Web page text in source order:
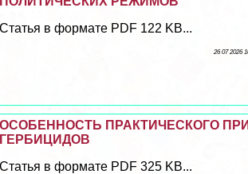
Статья в формате PDF 122 KB...
26 07 2026
ОСОБЕННОСТЬ ПРАКТИЧЕСКОГО
ГЕРБИЦИДОВ
Статья в формате PDF 325 KB...